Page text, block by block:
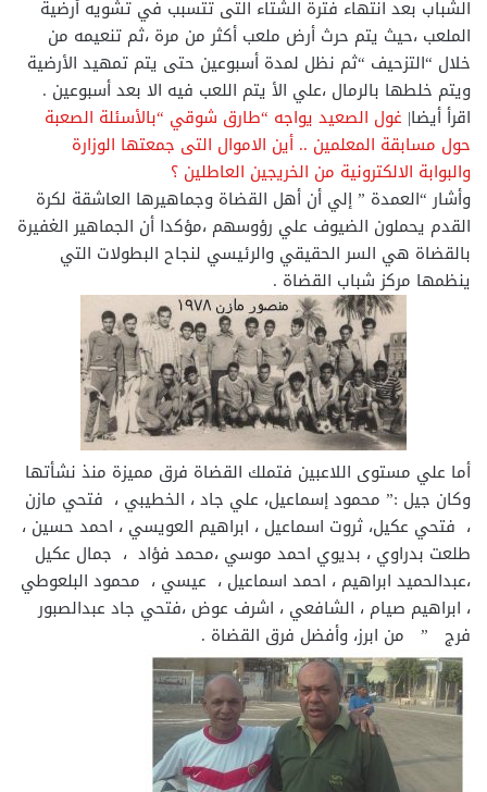
الشباب بعد انتهاء فترة الشتاء التى تتسبب في تشويه أرضية
الملعب ،حيث يتم حرث أرض ملعب أكثر من مرة ،ثم تنعيمه من
خلال “التزحيف “ثم نظل لمدة أسبوعين حتى يتم تمهيد الأرضية
ويتم خلطها بالرمال ،علي الأ يتم اللعب فيه الا بعد أسبوعين .
اقرأ أيضا| غول الصعيد يواجه “طارق شوقي “بالأسئلة الصعبة
حول مسابقة المعلمين .. أين الاموال التى جمعتها الوزارة
والبوابة الالكترونية من الخريجين العاطلين ؟
وأشار “العمدة ” إلي أن أهل القضاة وجماهيرها العاشقة لكرة
القدم يحملون الضيوف علي رؤوسهم ،مؤكدا أن الجماهير الغفيرة
بالقضاة هي السر الحقيقي والرئيسي لنجاح البطولات التي
ينظمها مركز شباب القضاة .
أما علي مستوى اللاعبين فتملك القضاة فرق مميزة منذ نشأتها
وكان جيل :” محمود إسماعيل، علي جاد ، الخطيبي ، فتحي مازن
، فتحي عكيل، ثروت اسماعيل ، ابراهيم العويسي ، احمد حسين ،
طلعت بدراوي ، بديوي احمد موسي ،محمد فؤاد ، جمال عكيل
،عبدالحميد ابراهيم ، احمد اسماعيل ، عيسي ، محمود البلعوطي
، ابراهيم صيام ، الشافعي ، اشرف عوض ،فتحي جاد عبدالصبور
فرج ” من ابرز، وأفضل فرق القضاة .